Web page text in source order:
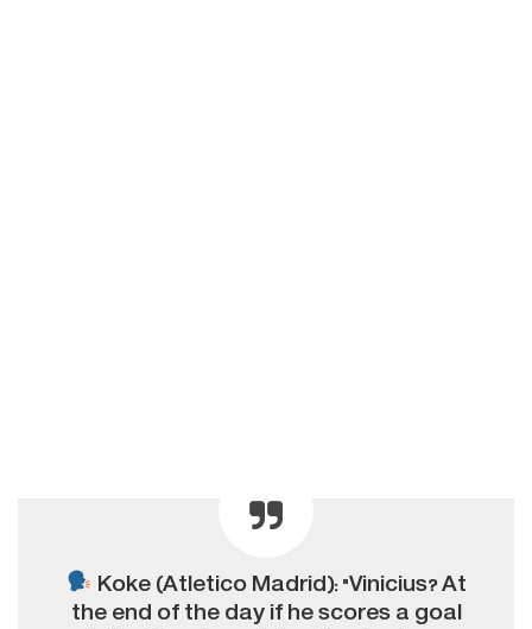
Koke (Atletico Madrid): "Vinicius? At
the end of the day if he scores a goal